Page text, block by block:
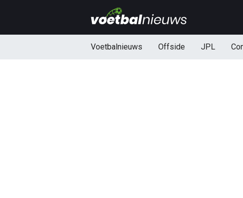
Voetbalnieuws Offside JPL